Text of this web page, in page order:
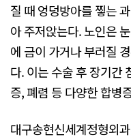
질 때 엉덩방아를 찧는
아 주저앉는다. 노인은
에 금이 가거나 부러질
다. 이는 수술 후 장기간
증, 폐렴 등 다양한 합병
대구송현신세계정형외